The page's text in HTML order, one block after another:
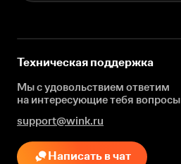
Техническая поддержка
Мы с удовольствием ответим
на интересующиетебя вопросы
support@wink.ru
Написать в чат